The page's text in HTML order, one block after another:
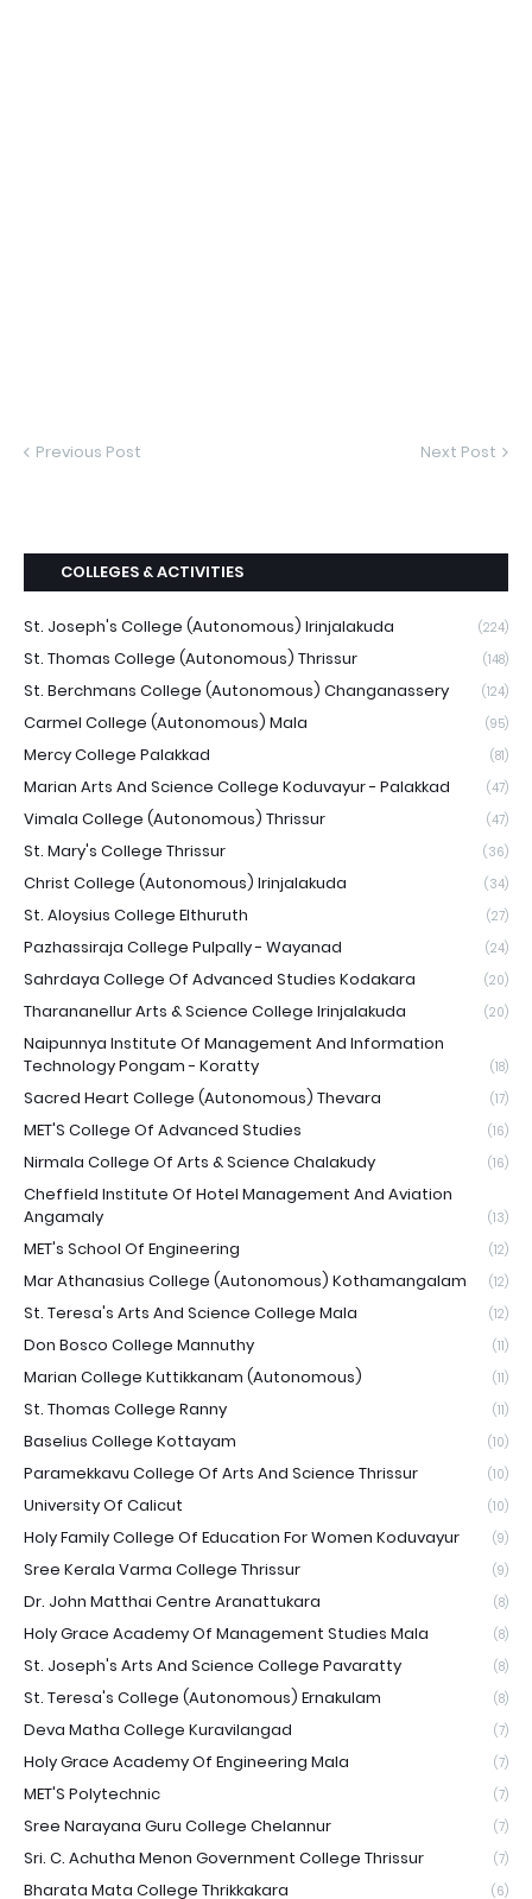
Previous Post Next Post
COLLEGES & ACTIVITIES
St. Joseph's College (Autonomous) Irinjalakuda (224)
St. Thomas College (Autonomous) Thrissur (148)
St. Berchmans College (Autonomous) Changanassery (124)
Carmel College (Autonomous) Mala (95)
Mercy College Palakkad (81)
Marian Arts And Science College Koduvayur - Palakkad (47)
Vimala College (Autonomous) Thrissur (47)
St. Mary's College Thrissur (36)
Christ College (Autonomous) Irinjalakuda (34)
St. Aloysius College Elthuruth (27)
Pazhassiraja College Pulpally - Wayanad (24)
Sahrdaya College Of Advanced Studies Kodakara (20)
Tharananellur Arts & Science College Irinjalakuda (20)
Naipunnya Institute Of Management And Information
Technology Pongam - Koratty
(18)
Sacred Heart College (Autonomous) Thevara (17)
MET'S College Of Advanced Studies (16)
Nirmala College Of Arts & Science Chalakudy (16)
Cheffield Institute Of Hotel Management And Aviation
Angamaly
(13)
MET's School Of Engineering (12)
Mar Athanasius College (Autonomous) Kothamangalam (12)
St. Teresa's Arts And Science College Mala (12)
Don Bosco College Mannuthy (11)
Marian College Kuttikkanam (Autonomous) (11)
St. Thomas College Ranny (11)
Baselius College Kottayam (10)
Paramekkavu College Of Arts And Science Thrissur (10)
University Of Calicut (10)
Holy Family College Of Education For Women Koduvayur (9)
Sree Kerala Varma College Thrissur (9)
Dr. John Matthai Centre Aranattukara (8)
Holy Grace Academy Of Management Studies Mala (8)
St. Joseph's Arts And Science College Pavaratty (8)
St. Teresa's College (Autonomous) Ernakulam (8)
Deva Matha College Kuravilangad (7)
Holy Grace Academy Of Engineering Mala (7)
MET'S Polytechnic (7)
Sree Narayana Guru College Chelannur (7)
Sri. C. Achutha Menon Government College Thrissur (7)
Bharata Mata College Thrikkakara (6)